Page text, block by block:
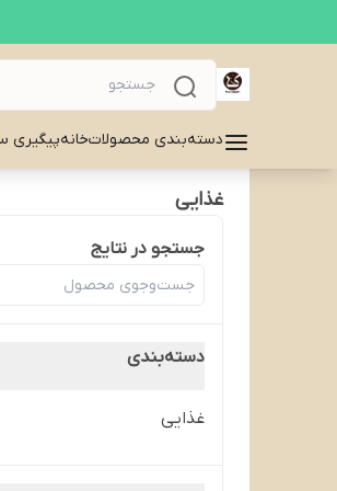
دسته‌بندی محصولاتخانهپیگیری
غذایی
جستجو در نتایج
دسته‌بندی
غذایی